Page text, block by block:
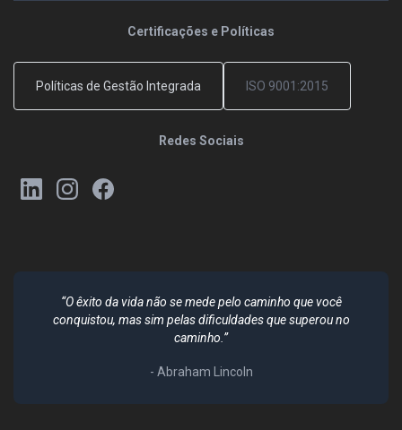
Certificações e Políticas
Políticas de Gestão Integrada ISO 9001:2015
Redes Sociais
“O êxito da vida não se mede pelo caminho que você
conquistou, mas sim pelas dificuldades que superou no
caminho.”
- Abraham Lincoln